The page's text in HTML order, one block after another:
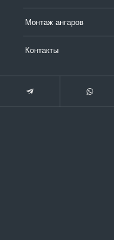
Монтаж ангаров
Контакты